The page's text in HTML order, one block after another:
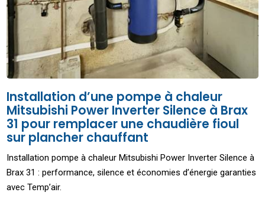
Installation d’une pompe à chaleur
Mitsubishi Power Inverter Silence à Brax
31 pour remplacer une chaudière fioul
sur plancher chauffant
Installation pompe à chaleur Mitsubishi Power Inverter Silence à
Brax 31 : performance, silence et économies d’énergie garanties
avec Temp’air.